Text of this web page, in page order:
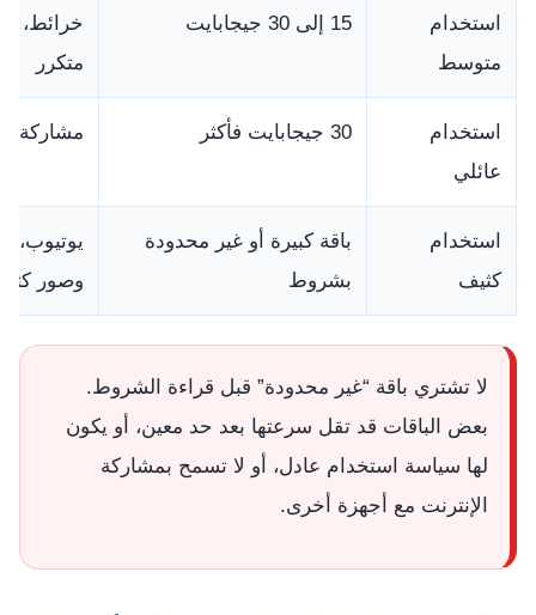
استخدام
متوسط
15 إلى 30 جيجابايت
خرائط،
متكرر
استخدام
عائلي
30 جيجابايت فأكثر مشاركة
استخدام
كثيف
باقة كبيرة أو غير محدودة
بشروط
يوتيوب،
وصور
لا تشتري باقة “غير محدودة” قبل قراءة الشروط.
بعض الباقات قد تقل سرعتها بعد حد معين، أو يكون
لها سياسة استخدام عادل، أو لا تسمح بمشاركة
الإنترنت مع أجهزة أخرى.